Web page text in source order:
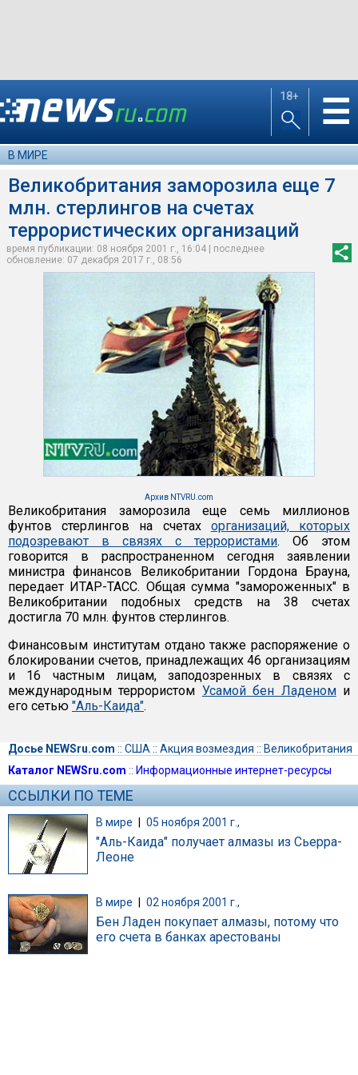
18+ ☰
В МИРЕ
Великобритания заморозила еще 7
млн. стерлингов на счетах
террористических организаций
время публикации: 08 ноября 2001 г., 16:04 | последнее
обновление: 07 декабря 2017 г., 08:56
Архив NTVRU.com
Великобритания заморозила еще семь миллионов
фунтов стерлингов на счетах организаций, которых
подозревают в связях с террористами. Об этом
говорится в распространенном сегодня заявлении
министра финансов Великобритании Гордона Брауна,
передает ИТАР-ТАСС. Общая сумма "замороженных" в
Великобритании подобных средств на 38 счетах
достигла 70 млн. фунтов стерлингов.
Финансовым институтам отдано также распоряжение о
блокировании счетов, принадлежащих 46 организациям
и 16 частным лицам, заподозренных в связях с
международным террористом Усамой бен Ладеноми
его сетью "Аль-Каида".
Досье NEWSru.com :: США :: Акция возмездия :: Великобритания
Каталог NEWSru.com :: Информационные интернет-ресурсы
ССЫЛКИ ПО ТЕМЕ
В мире | 05 ноября 2001 г.,
"Аль-Каида" получает алмазы из Сьерра-
Леоне
В мире 02 ноября 2001 г.,
Бен Ладен покупает алмазы, потому что
его счета в банках арестованы